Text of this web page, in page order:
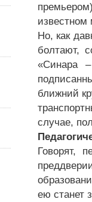
известном
Но, как
болтают,
«Синара
ближний
случае,
Говорят,
ею станет